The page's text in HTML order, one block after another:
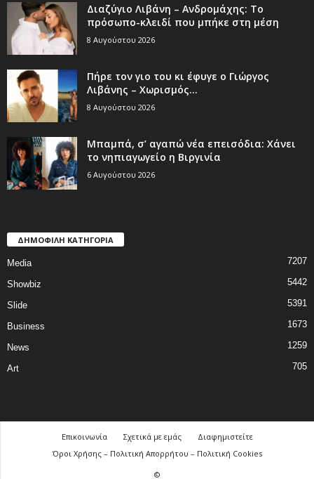
Διαζύγιο Λιβάνη – Ανδρομάχης: Το
πρόσωπο-κλειδί που μπήκε στη μέση
8 Αυγούστου 2026
Πήρε τον γιο του κι έφυγε ο Γιώργος
Λιβάνης – Χωρισμός...
8 Αυγούστου 2026
Μπαμπά, σ’ αγαπώ νέα επεισόδια: Χάνει
το νηπιαγωγείο η Βιργινία
6 Αυγούστου 2026
ΔΗΜΟΦΙΛΗ ΚΑΤΗΓΟΡΙΑ
Media 7207
Showbiz 5442
Slide 5391
Business 1673
News 1259
Art 705
Επικοινωνία Σχετικά με εμάς
Διαφημιστείτε
Όροι Χρήσης – Πολιτική Απορρήτου – Πολιτική Cookies
©